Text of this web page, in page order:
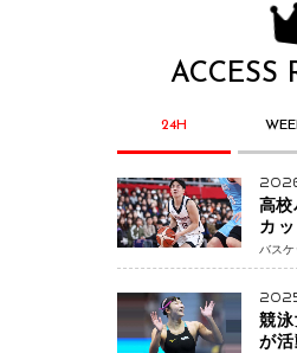
ACCESS
24H
高
カ
（え
現
バスケ
競
が活